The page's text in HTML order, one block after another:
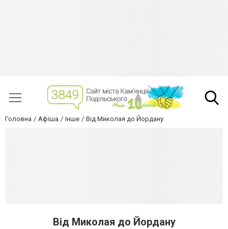
Головна Афіша Інше Від Миколая до Йордану
Від Миколая до Йордану